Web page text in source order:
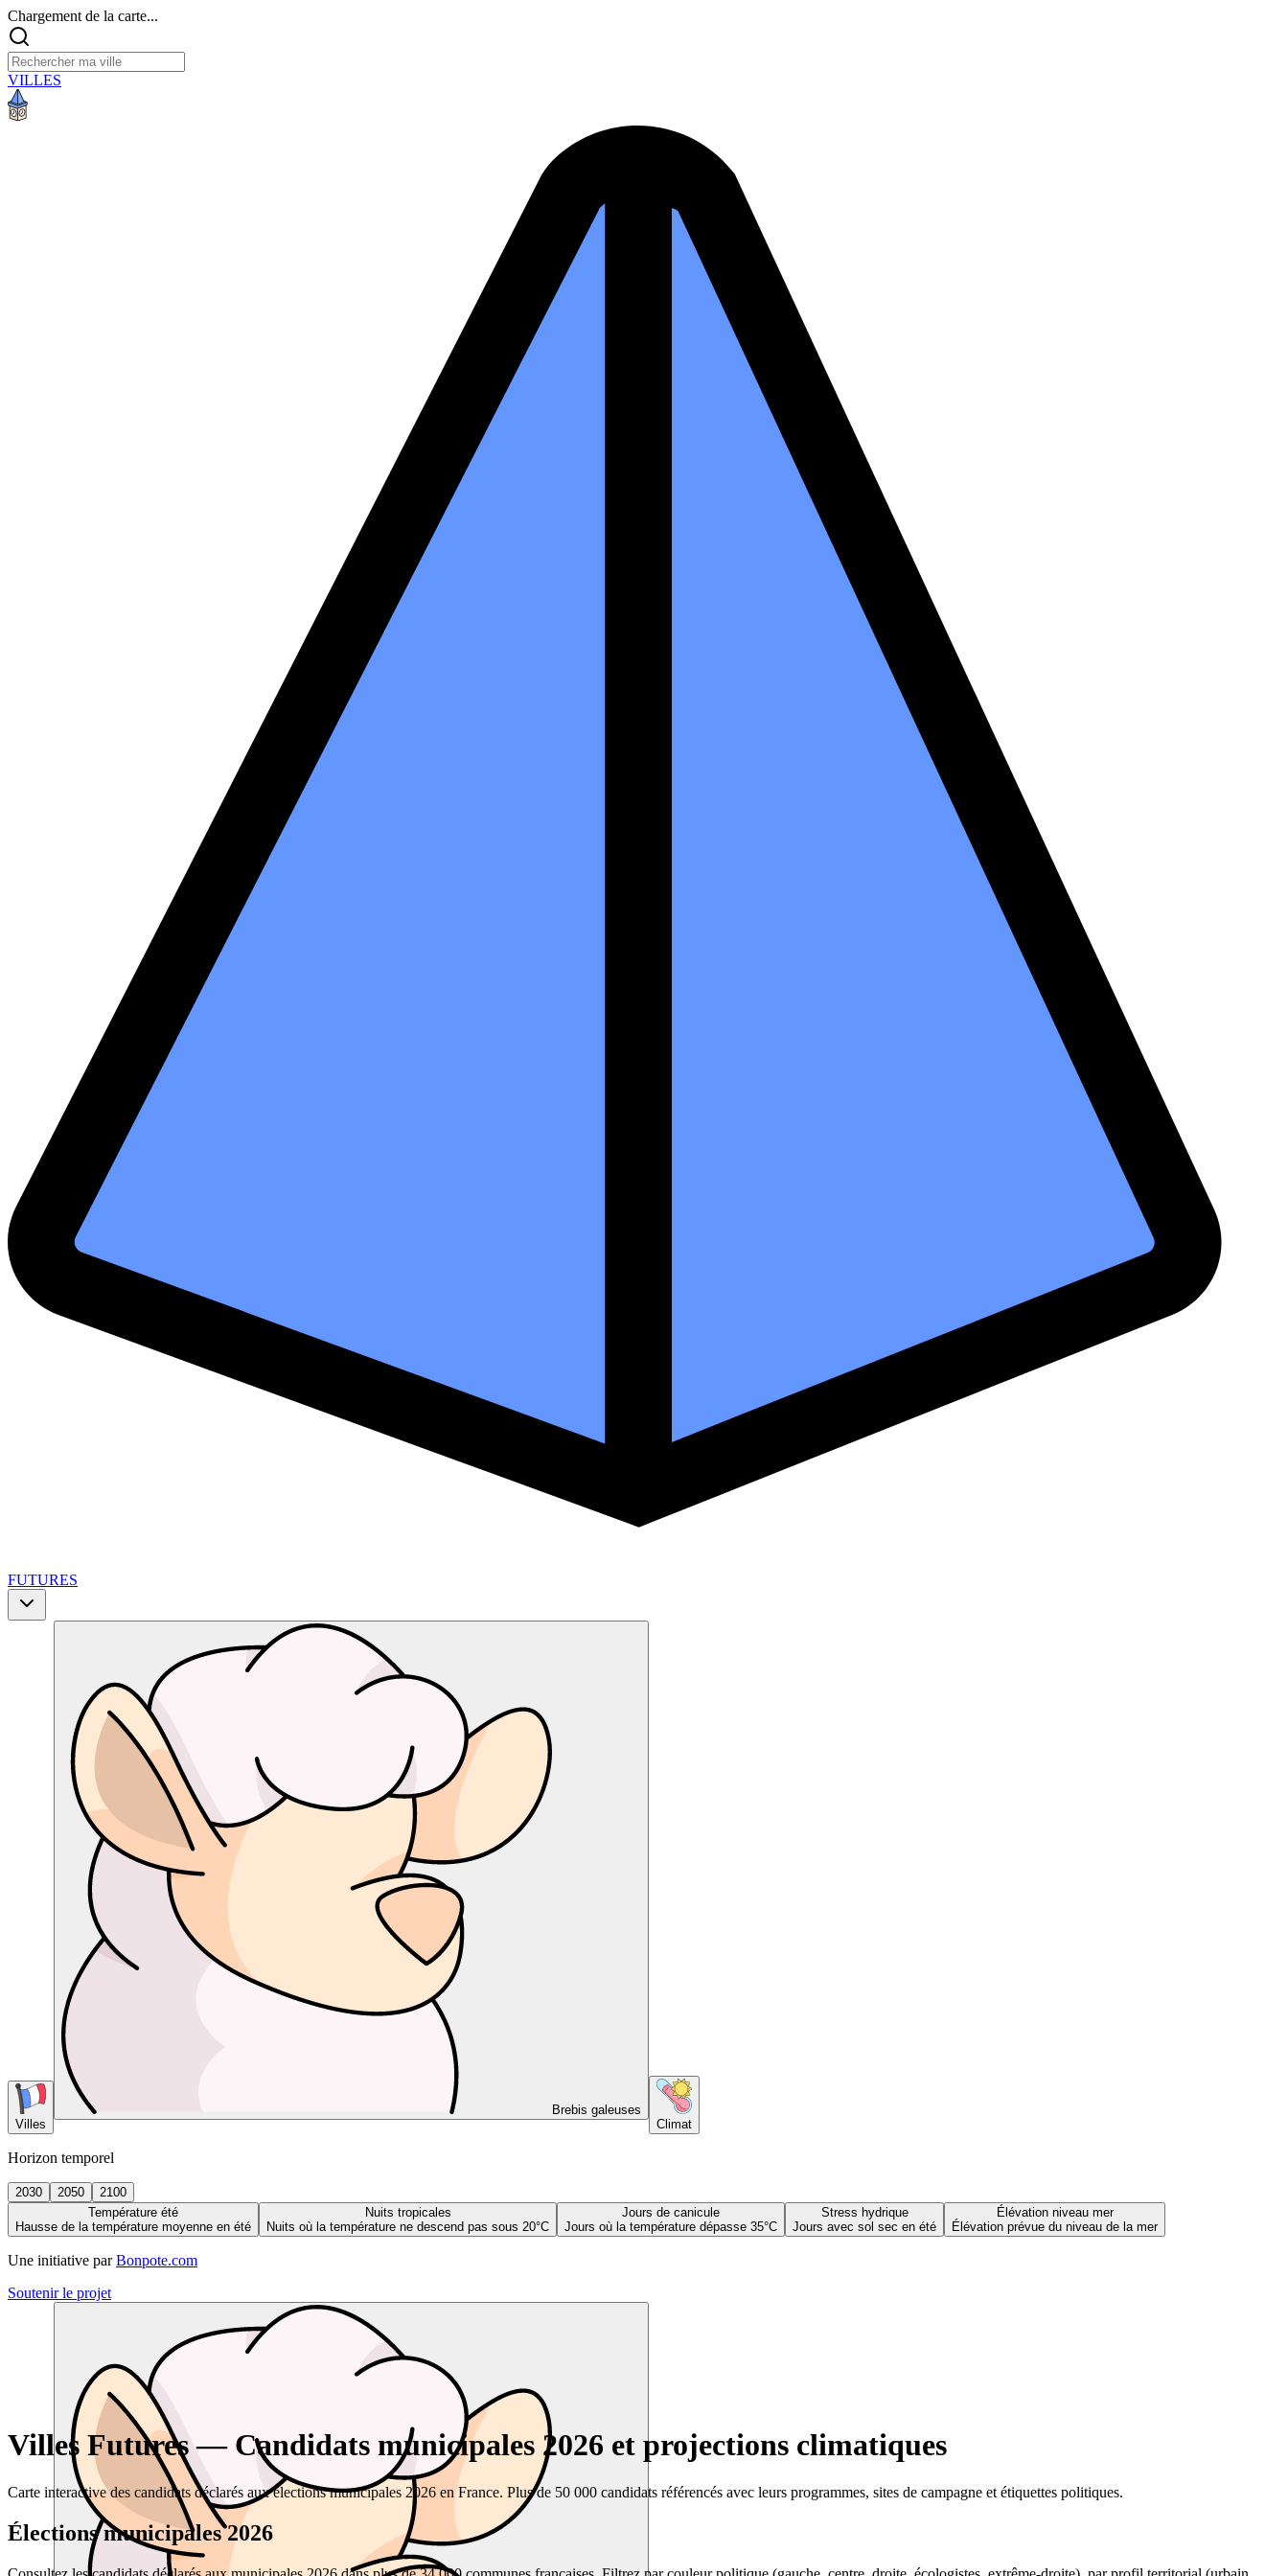
Chargement de la carte...
VILLES
FUTURES
Villes
Brebis galeuses
Climat
Horizon temporel
2030 2050
2100
Température été
Hausse de la température moyenne en été
Nuits tropicales
Nuits où la température ne descend pas sous 20°C
Jours de canicule
Jours où la température dépasse 35°C
Stress hydrique
Jours avec sol sec en été
Élévation niveau mer
Élévation prévue du niveau de la mer
Une initiative par Bonpote.com
Soutenir le projet
Villes Futures — Candidats municipales 2026 et projections climatiques
Carte interactive des candidats déclarés aux élections municipales 2026 en France. Plus de 50 000 candidats référencés avec leurs programmes, sites de campagne et étiquettes politiques.
Élections municipales 2026